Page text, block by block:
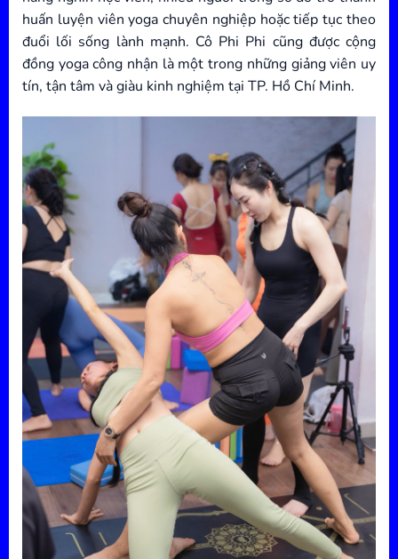
huấn luyện viên yoga chuyên nghiệp hoặc tiếp tục theo
đuổi lối sống lành mạnh. Cô Phi Phi cũng được cộng
đồng yoga công nhận là một trong những giảng viên uy
tín, tận tâm và giàu kinh nghiệm tại TP. Hồ Chí Minh.